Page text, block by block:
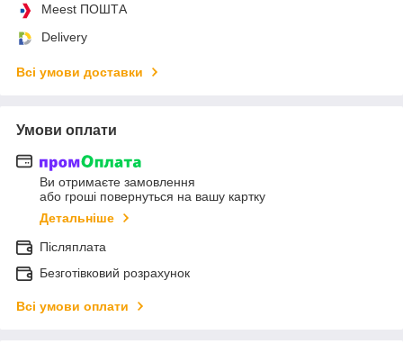
Meest ПОШТА
Delivery
Всі умови доставки
Умови оплати
Ви отримаєте замовлення
або гроші повернуться на вашу картку
Детальніше
Післяплата
Безготівковий розрахунок
Всі умови оплати